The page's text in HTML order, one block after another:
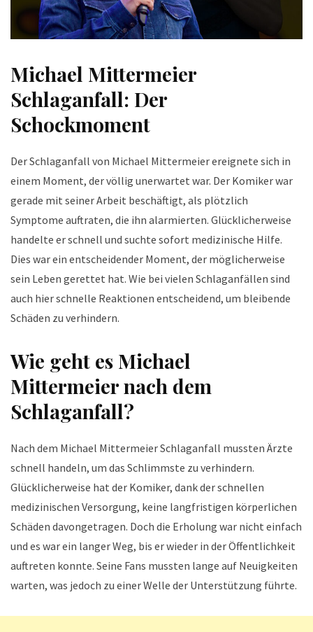
Michael Mittermeier
Schlaganfall: Der
Schockmoment
Der Schlaganfall von Michael Mittermeier ereignete sich in
einem Moment, der völlig unerwartet war. Der Komiker war
gerade mit seiner Arbeit beschäftigt, als plötzlich
Symptome auftraten, die ihn alarmierten. Glücklicherweise
handelte er schnell und suchte sofort medizinische Hilfe.
Dies war ein entscheidender Moment, der möglicherweise
sein Leben gerettet hat. Wie bei vielen Schlaganfällen sind
auch hier schnelle Reaktionen entscheidend, um bleibende
Schäden zu verhindern.
Wie geht es Michael
Mittermeier nach dem
Schlaganfall?
Nach dem Michael Mittermeier Schlaganfall mussten Ärzte
schnell handeln, um das Schlimmste zu verhindern.
Glücklicherweise hat der Komiker, dank der schnellen
medizinischen Versorgung, keine langfristigen körperlichen
Schäden davongetragen. Doch die Erholung war nicht einfach
und es war ein langer Weg, bis er wieder in der Öffentlichkeit
auftreten konnte. Seine Fans mussten lange auf Neuigkeiten
warten, was jedoch zu einer Welle der Unterstützung führte.